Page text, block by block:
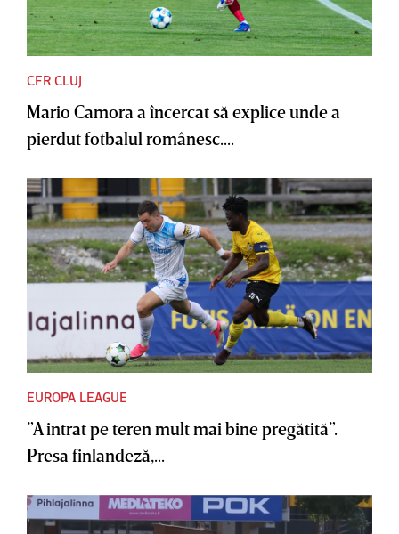
CFR CLUJ
Mario Camora a încercat să explice unde a
pierdut fotbalul românesc....
EUROPA LEAGUE
”A intrat pe teren mult mai bine pregătită”.
Presa finlandeză,...